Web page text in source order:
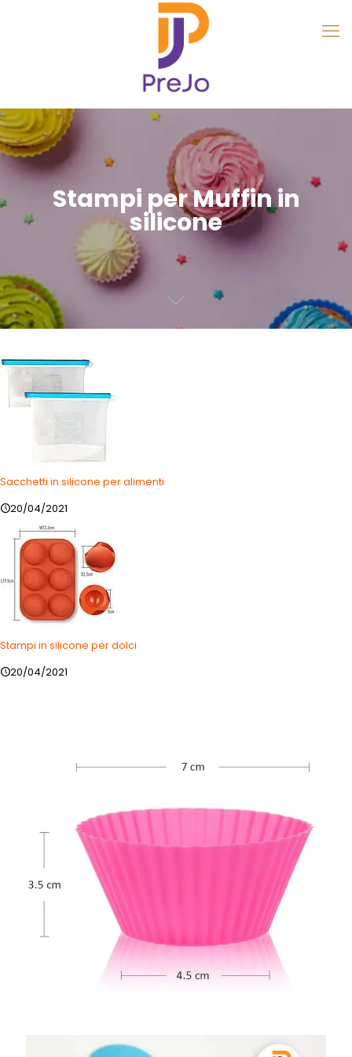
Stampi per Muffin in
silicone
Sacchetti in silicone per alimenti
20/04/2021
Stampi in silicone per dolci
20/04/2021